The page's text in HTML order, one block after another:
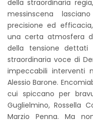
della straordinaria
messinscena
precisione ed
una certa atmosfera
della tensione
straordinaria voce di
impeccabili interventi
Alessio Barone.
cui spiccano per
Guglielmino, Rossella
Marzio Penna. Ma